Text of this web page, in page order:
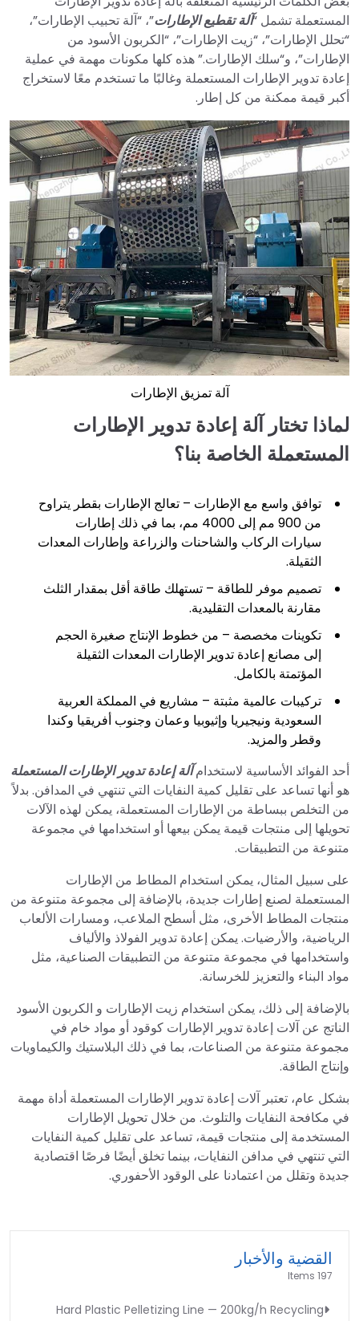
المستعملة تشمل “آلة تقطيع الإطارات”، “آلة تحبيب الإطارات”،
“تحلل الإطارات”، “زيت الإطارات”، “الكربون الأسود من
الإطارات”، و“سلك الإطارات.” هذه كلها مكونات مهمة في عملية
إعادة تدوير الإطارات المستعملة وغالبًا ما تستخدم معًا لاستخراج
أكبر قيمة ممكنة من كل إطار.
آلة تمزيق الإطارات
لماذا تختار آلة إعادة تدوير الإطارات
المستعملة الخاصة بنا؟
توافق واسع مع الإطارات – تعالج الإطارات بقطر يتراوح
من 900 مم إلى 4000 مم، بما في ذلك إطارات
سيارات الركاب والشاحنات والزراعة وإطارات المعدات
الثقيلة.
تصميم موفر للطاقة – تستهلك طاقة أقل بمقدار الثلث
مقارنة بالمعدات التقليدية.
تكوينات مخصصة – من خطوط الإنتاج صغيرة الحجم
إلى مصانع إعادة تدوير الإطارات المعدات الثقيلة
المؤتمتة بالكامل.
تركيبات عالمية مثبتة – مشاريع في المملكة العربية
السعودية ونيجيريا وإثيوبيا وعمان وجنوب أفريقيا وكندا
وقطر والمزيد.
أحد الفوائد الأساسية لاستخدامآلة إعادة تدوير الإطارات المستعملة
هو أنها تساعد على تقليل كمية النفايات التي تنتهي في المدافن. بدلاً
من التخلص ببساطة من الإطارات المستعملة، يمكن لهذه الآلات
تحويلها إلى منتجات قيمة يمكن بيعها أو استخدامها في مجموعة
متنوعة من التطبيقات.
على سبيل المثال، يمكن استخدام المطاط من الإطارات
المستعملة لصنع إطارات جديدة، بالإضافة إلى مجموعة متنوعة من
منتجات المطاط الأخرى، مثل أسطح الملاعب، ومسارات الألعاب
الرياضية، والأرضيات. يمكن إعادة تدوير الفولاذ والألياف
واستخدامها في مجموعة متنوعة من التطبيقات الصناعية، مثل
مواد البناء والتعزيز للخرسانة.
بالإضافة إلى ذلك، يمكن استخدام زيت الإطارات و الكربون الأسود
الناتج عن آلات إعادة تدوير الإطارات كوقود أو مواد خام في
مجموعة متنوعة من الصناعات، بما في ذلك البلاستيك والكيماويات
وإنتاج الطاقة.
بشكل عام، تعتبر آلات إعادة تدوير الإطارات المستعملة أداة مهمة
في مكافحة النفايات والتلوث. من خلال تحويل الإطارات
المستخدمة إلى منتجات قيمة، تساعد على تقليل كمية النفايات
التي تنتهي في مدافن النفايات، بينما تخلق أيضًا فرصًا اقتصادية
جديدة وتقلل من اعتمادنا على الوقود الأحفوري.
القضية والأخبار
197 Items
Hard Plastic Pelletizing Line — 200kg/h Recycling